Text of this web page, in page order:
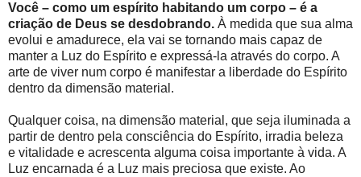
Você – como um espírito habitando um corpo – é a
criação de Deus se desdobrando. À medida que sua alma
evolui e amadurece, ela vai se tornando mais capaz de
manter a Luz do Espírito e expressá-la através do corpo. A
arte de viver num corpo é manifestar a liberdade do Espírito
dentro da dimensão material.
Qualquer coisa, na dimensão material, que seja iluminada a
partir de dentro pela consciência do Espírito, irradia beleza
e vitalidade e acrescenta alguma coisa importante à vida. A
Luz encarnada é a Luz mais preciosa que existe. Ao